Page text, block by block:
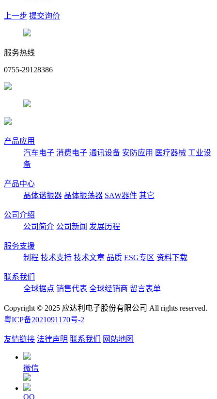
上一步 提交询价
服务热线
0755-29128386
产品应用
汽车电子 消费电子 通讯设备 安防应用 医疗器械 工业设
备
产品中心
晶体谐振器 晶体振荡器 SAW器件 其它
公司介绍
公司简介 公司新闻 发展历程
服务支援
制程 技术支持 技术文章 品质 ESG专区 资料下载
联系我们
全球据点 销售代表 全球经销商 留言表单
Copyright © 2025 应达利电子股份有限公司 All rights reserved.
粤ICP备2021091170号-2
友情链接 法律声明 联系我们 网站地图
微信
QQ